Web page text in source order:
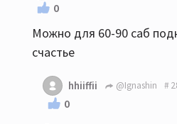
0
Можно для 60-90 саб
счастье
hhiiffii @Ignashin
0